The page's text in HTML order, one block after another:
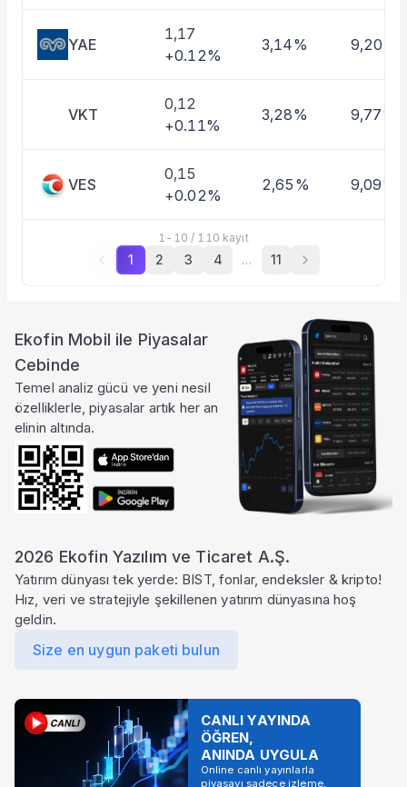
YAE
1,17
+0.12%
3,14% 9,20%
VKT
0,12
+0.11%
3,28% 9,77%
VES
0,15
+0.02%
2,65% 9,09%
1 - 10 / 110 kayıt
1 2 3 4 … 11
Ekofin Mobil ile Piyasalar
Cebinde
Temel analiz gücü ve yeni nesil
özelliklerle, piyasalar artık her an
elinin altında.
2026 Ekofin Yazılım ve Ticaret A.Ş.
Yatırım dünyası tek yerde: BIST, fonlar, endeksler & kripto!
Hız, veri ve stratejiyle şekillenen yatırım dünyasına hoş
geldin.
Size en uygun paketi bulun
CANLI YAYINDA
ÖĞREN,
ANINDA UYGULA
Online canlı yayınlarla
piyasayı sadece izleme,